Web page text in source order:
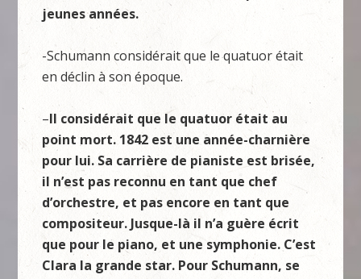
jeunes années.
-Schumann considérait que le quatuor était
en déclin à son époque.
–Il considérait que le quatuor était au
point mort. 1842 est une année-charnière
pour lui. Sa carrière de pianiste est brisée,
il n’est pas reconnu en tant que chef
d’orchestre, et pas encore en tant que
compositeur. Jusque-là il n’a guère écrit
que pour le piano, et une symphonie. C’est
Clara la grande star. Pour Schumann, se